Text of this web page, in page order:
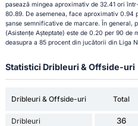
pasează mingea aproximativ de 32.41 ori
80.89. De asemenea, face aproximativ
șanse semnificative de marcare. În general,
(Asistențe Așteptate) este de 0.20 per 90 de
deasupra a 85 procent din jucătorii din Liga
Statistici Dribleuri & Offside-uri
Dribleuri & Offside-uri Total
Dribleuri 36